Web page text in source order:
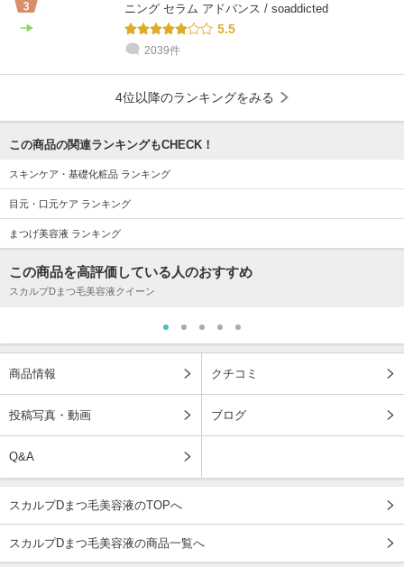
ニング セラム アドバンス / soaddicted
5.5
2039件
4位以降のランキングをみる
この商品の関連ランキングもCHECK！
スキンケア・基礎化粧品 ランキング
目元・口元ケア ランキング
まつげ美容液 ランキング
この商品を高評価している人のおすすめ
スカルプDまつ毛美容液クイーン
商品情報 クチコミ
投稿写真・動画 ブログ
Q&A
スカルプDまつ毛美容液のTOPへ
スカルプDまつ毛美容液の商品一覧へ